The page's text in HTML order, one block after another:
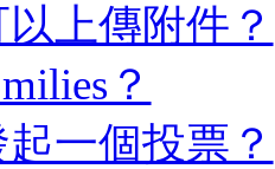
上傳附件？
？
一個投票？